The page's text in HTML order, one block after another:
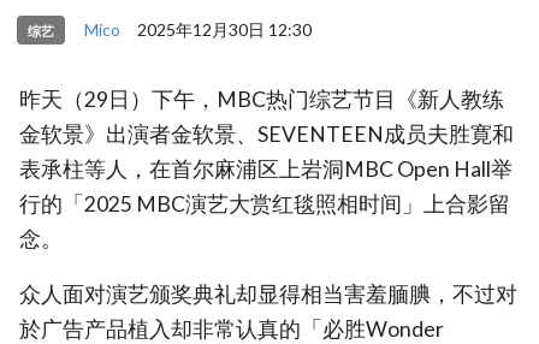
综艺 Mico 2025年12月30日 12:30
昨天（29日）下午，MBC热门综艺节目《新人教练
金软景》出演者金软景、SEVENTEEN成员夫胜寛和
表承柱等人，在首尔麻浦区上岩洞MBC Open Hall举
行的「2025 MBC演艺大赏红毯照相时间」上合影留
念。
众人面对演艺颁奖典礼却显得相当害羞腼腆，不过对
於广告产品植入却非常认真的「必胜Wonder